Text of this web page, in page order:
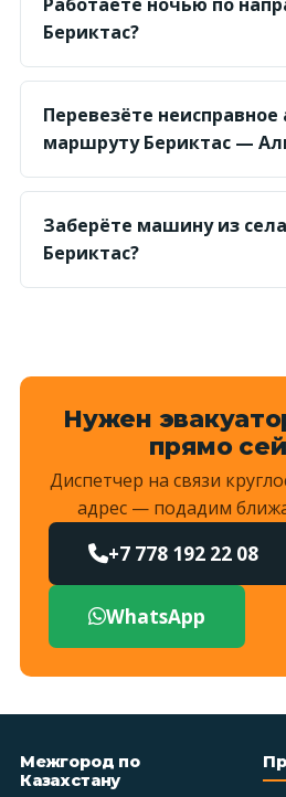
Точную фикс-цену по
Бериктас?
Да, круглосуточно.
часа; ночью дорога
доезжаем быстрее.
Перевезёте неисправное
маршруту Бериктас —
Да, грузим на платформу
хода и с
доставим без проблем.
Заберёте машину из
Бериктас?
Нужен
прямо
Диспетчер на связи
адрес — подадим
+7 778 192 22 08
WhatsApp
Межгород по
Казахстану